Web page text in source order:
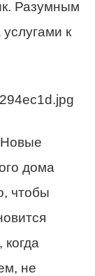
Разумным
к
дома
чтобы
не